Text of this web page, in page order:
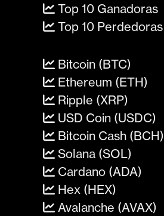
Top 10 Ganadoras
Top 10 Perdedoras
Bitcoin (BTC)
Ethereum (ETH)
Ripple (XRP)
USD Coin (USDC)
Bitcoin Cash (BCH)
Solana (SOL)
Cardano (ADA)
Hex (HEX)
Avalanche (AVAX)